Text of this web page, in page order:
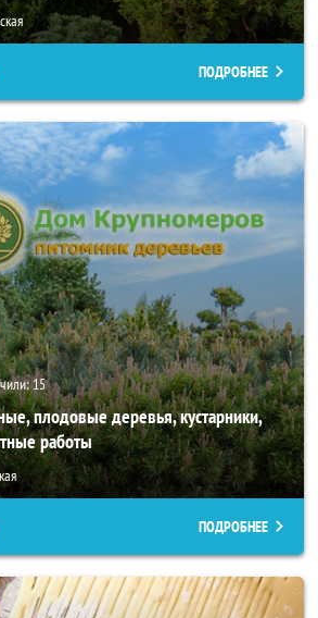
ПОДРОБНЕЕ
15
плодовые деревья, кустарники,
работы
ПОДРОБНЕЕ